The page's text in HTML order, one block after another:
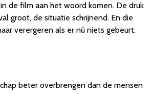
de film aan het woord komen. De druk
groot, de situatie schrijnend. En die
verergeren als er nú niets gebeurt.
beter overbrengen dan de mensen